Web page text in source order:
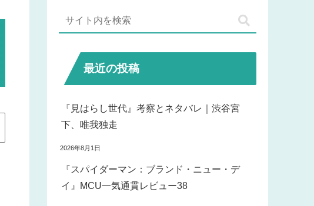
最近の投稿
『見はらし世代』考察とネタバレ｜渋谷宮
下、唯我独走
2026年8月1日
『スパイダーマン：ブランド・ニュー・デ
イ』MCU一気通貫レビュー38